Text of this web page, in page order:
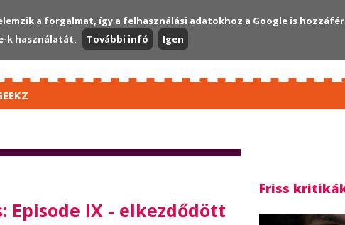
Episode IX - elkezdődött
Friss
a forgalmat, így a felhasználási adatokhoz a Google is
k használatát.
További infó Igen